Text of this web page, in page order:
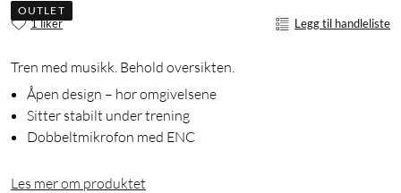
OUTLET
1 liker Legg til handleliste
Tren med musikk. Behold oversikten.
Åpen design – hør omgivelsene
Sitter stabilt under trening
Dobbeltmikrofon med ENC
Les mer om produktet